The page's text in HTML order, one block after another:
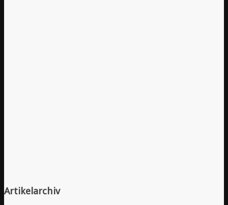
Artikelarchiv